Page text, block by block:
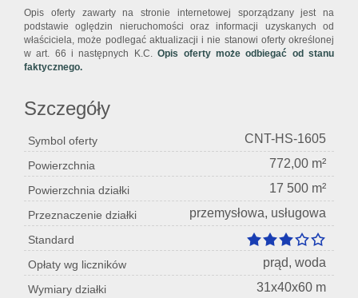
Opis oferty zawarty na stronie internetowej sporządzany jest na
podstawie oględzin nieruchomości oraz informacji uzyskanych od
właściciela, może podlegać aktualizacji i nie stanowi oferty określonej
w art. 66 i następnych K.C.Opis oferty może odbiegać od stanu
faktycznego.
Szczegóły
Symbol oferty CNT-HS-1605
Powierzchnia 772,00 m²
Powierzchnia działki 17 500 m²
Przeznaczenie działki przemysłowa, usługowa
Standard
Opłaty wg liczników
prąd, woda
Wymiary działki 31x40x60 m